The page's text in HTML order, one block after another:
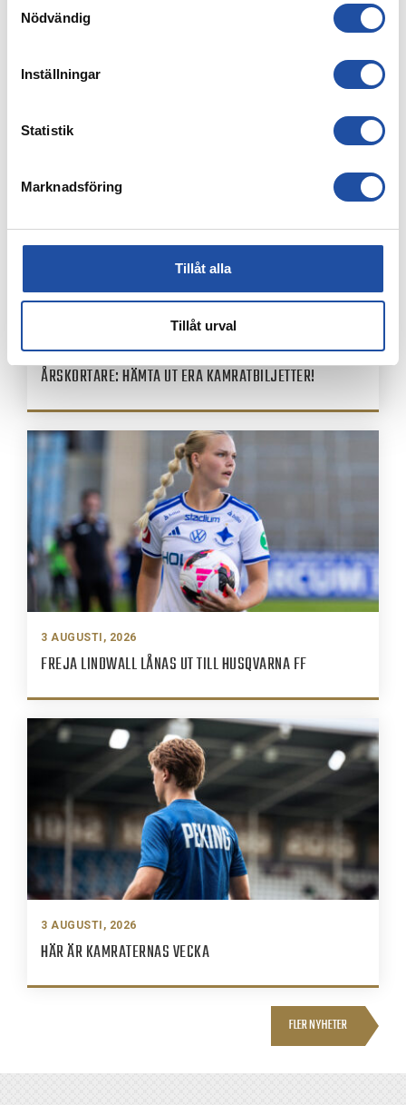
Nödvändig
Inställningar
Statistik
Marknadsföring
Tillåt alla
Tillåt urval
FARTFYLLD OCH TÄT MATCH I LIGACUPEN – KYLIAN
NÄTADE MOT DJURGÅRDEN
4 AUGUSTI, 2026
ÅRSKORTARE: HÄMTA UT ERA KAMRATBILJETTER!
3 AUGUSTI, 2026
FREJA LINDWALL LÅNAS UT TILL HUSQVARNA FF
3 AUGUSTI, 2026
HÄR ÄR KAMRATERNAS VECKA
FLER NYHETER